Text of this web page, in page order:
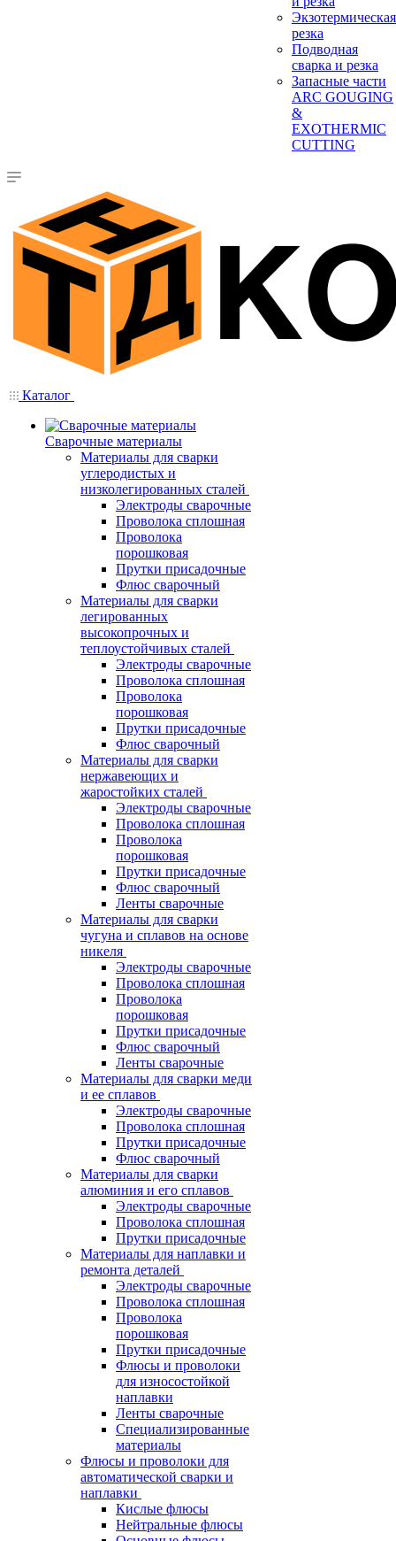
Экзотермическая
резка
Подводная
сварка и резка
Запасные части
ARC GOUGING
&
EXOTHERMIC
CUTTING
Каталог
Сварочные материалы
Материалы для сварки
углеродистых и
низколегированных сталей
Электроды сварочные
Проволока сплошная
Проволока
порошковая
Прутки присадочные
Флюс сварочный
Материалы для сварки
легированных
высокопрочных и
теплоустойчивых сталей
Электроды сварочные
Проволока сплошная
Проволока
порошковая
Прутки присадочные
Флюс сварочный
Материалы для сварки
нержавеющих и
жаростойких сталей
Электроды сварочные
Проволока сплошная
Проволока
порошковая
Прутки присадочные
Флюс сварочный
Ленты сварочные
Материалы для сварки
чугуна и сплавов на основе
никеля
Электроды сварочные
Проволока сплошная
Проволока
порошковая
Прутки присадочные
Флюс сварочный
Ленты сварочные
Материалы для сварки меди
и ее сплавов
Электроды сварочные
Проволока сплошная
Прутки присадочные
Флюс сварочный
Материалы для сварки
алюминия и его сплавов
Электроды сварочные
Проволока сплошная
Прутки присадочные
Материалы для наплавки и
ремонта деталей
Электроды сварочные
Проволока сплошная
Проволока
порошковая
Прутки присадочные
Флюсы и проволоки
для износостойкой
наплавки
Ленты сварочные
Специализированные
материалы
Флюсы и проволоки для
автоматической сварки и
наплавки
Кислые флюсы
Нейтральные флюсы